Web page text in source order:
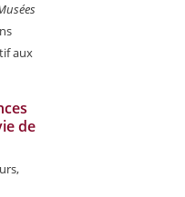
aux
de